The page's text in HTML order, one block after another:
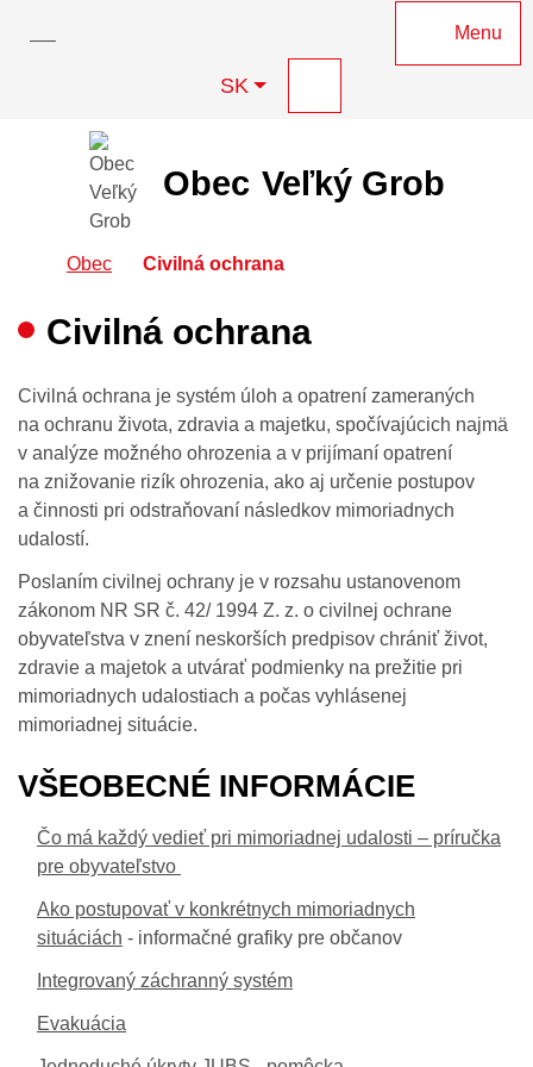
SKSlovensky
Obec Veľký Grob
Menu
Úvodná stránka
Obec Civilná ochrana
Civilná ochrana
Civilná ochrana je systém úloh a opatrení zameraných
na ochranu života, zdravia a majetku, spočívajúcich najmä
v analýze možného ohrozenia a v prijímaní opatrení
na znižovanie rizík ohrozenia, ako aj určenie postupov
a činnosti pri odstraňovaní následkov mimoriadnych
udalostí.
Poslaním civilnej ochrany je v rozsahu ustanovenom
zákonom NR SR č. 42/ 1994 Z. z. o civilnej ochrane
obyvateľstva v znení neskorších predpisov chrániť život,
zdravie a majetok a utvárať podmienky na prežitie pri
mimoriadnych udalostiach a počas vyhlásenej
mimoriadnej situácie.
VŠEOBECNÉ INFORMÁCIE
Čo má každý vedieť pri mimoriadnej udalosti – príručka
pre obyvateľstvo
Ako postupovať v konkrétnych mimoriadnych
situáciách - informačné grafiky pre občanov
Integrovaný záchranný systém
Evakuácia